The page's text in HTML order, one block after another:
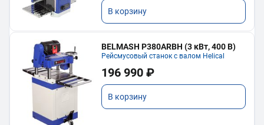
В корзину
BELMASH P380ARBH (3 кВт, 400 В)
Рейсмусовый станок с валом Helical
196 990 ₽
В корзину